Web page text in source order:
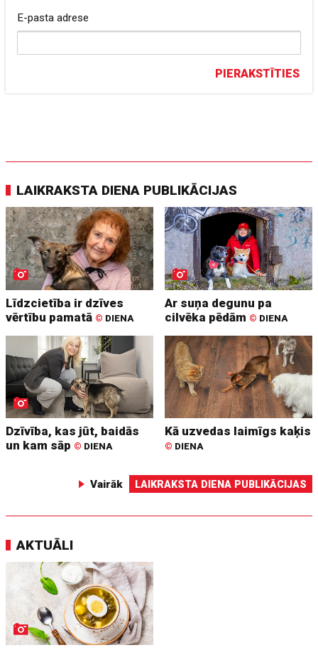
E-pasta adrese
PIERAKSTĪTIES
LAIKRAKSTA DIENA PUBLIKĀCIJAS
Līdzcietība ir dzīves
vērtību pamatā © DIENA
Ar suņa degunu pa
cilvēka pēdām © DIENA
Dzīvība, kas jūt, baidās
un kam sāp © DIENA
Kā uzvedas laimīgs kaķis
© DIENA
Vairāk LAIKRAKSTA DIENA PUBLIKĀCIJAS
AKTUĀLI